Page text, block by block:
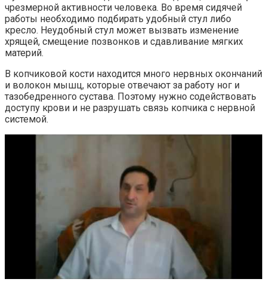
чрезмерной активности человека. Во время сидячей
работы необходимо подбирать удобный стул либо
кресло. Неудобный стул может вызвать изменение
хрящей, смещение позвонков и сдавливание мягких
материй.
В копчиковой кости находится много нервных окончаний
и волокон мышц, которые отвечают за работу ног и
тазобедренного сустава. Поэтому нужно содействовать
доступу крови и не разрушать связь копчика с нервной
системой.